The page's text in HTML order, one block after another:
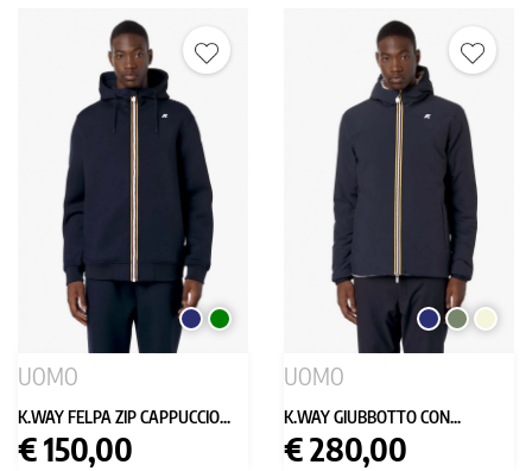
BLU
SCURO
VERDE
UOMO
K.WAY FELPA ZIP CAPPUCCIO...
Prezzo
€ 150,00
BLU
SCURO
VERDE
BEIGE
UOMO
K.WAY GIUBBOTTO CON...
Prezzo
€ 280,00